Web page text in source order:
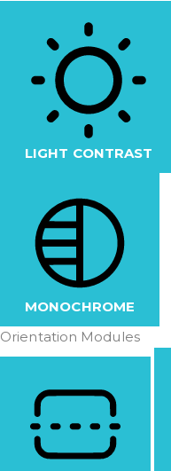
LIGHT CONTRAST
MONOCHROME
Orientation Modules